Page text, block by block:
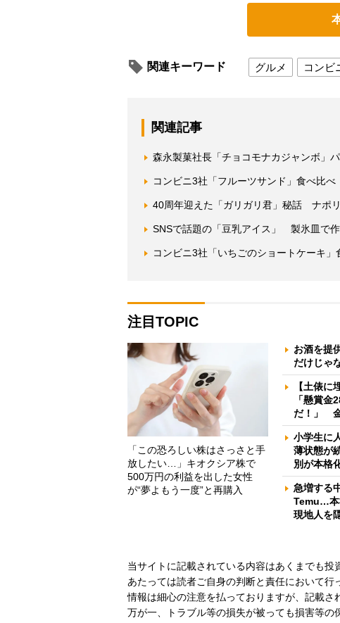
関連キーワード グルメ コンビ
関連記事
森永製菓社長「チョコモナカジャンボ」
コンビニ3社「フルーツサンド」食べ比
40周年迎えた「ガリガリ君」秘話 ナポ
SNSで話題の「豆乳アイス」 製氷皿で
コンビニ3社「いちごのショートケーキ
注目TOPIC
「この恐ろしい株はさっさと手
放したい…」キオクシア株で
500万円の利益を出した女性
が“夢よもう一度”と再購入
お酒を提
だけじゃ
【土俵
「懸賞
だ！」
小学生に
薄状態が
別が本格
急増する
Temu…本
現地人を
当サイトに記載されている内容はあくまでも
あたっては読者ご自身の判断と責任において
情報は細心の注意を払っておりますが、記載さ
万が一、トラブル等の損失が被っても損害等の